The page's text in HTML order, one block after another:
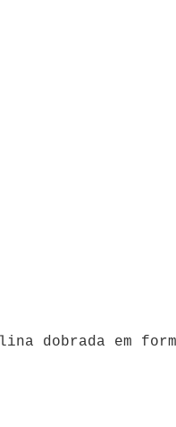
dobrada em